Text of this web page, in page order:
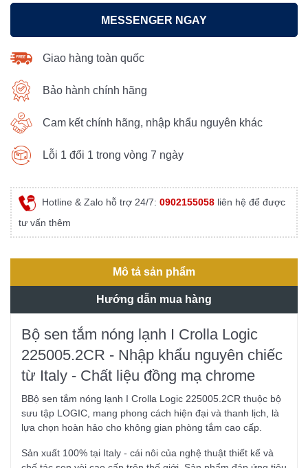
MESSENGER NGAY
Giao hàng toàn quốc
Bảo hành chính hãng
Cam kết chính hãng, nhập khẩu nguyên khác
Lỗi 1 đổi 1 trong vòng 7 ngày
Hotline & Zalo hỗ trợ 24/7: 0902155058 liên hệ để được
tư vấn thêm
Mô tả sản phẩm
Hướng dẫn mua hàng
Bộ sen tắm nóng lạnh I Crolla Logic
225005.2CR - Nhập khẩu nguyên chiếc
từ Italy - Chất liệu đồng mạ chrome
BBộ sen tắm nóng lạnh I Crolla Logic 225005.2CR thuộc bộ
sưu tập LOGIC, mang phong cách hiện đại và thanh lịch, là
lựa chọn hoàn hảo cho không gian phòng tắm cao cấp.
Sản xuất 100% tại Italy - cái nôi của nghệ thuật thiết kế và